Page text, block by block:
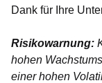
Dank für Ihre
Risikowarnung:
hohen
einer hohen